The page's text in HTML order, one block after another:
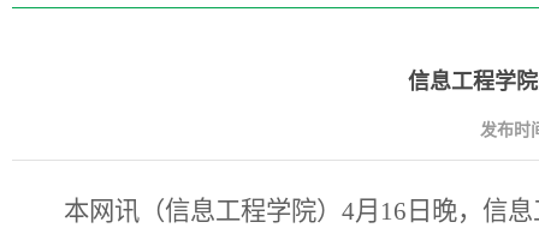
信息工程学
发布时
本网讯（信息工程学院）4月16日晚，信